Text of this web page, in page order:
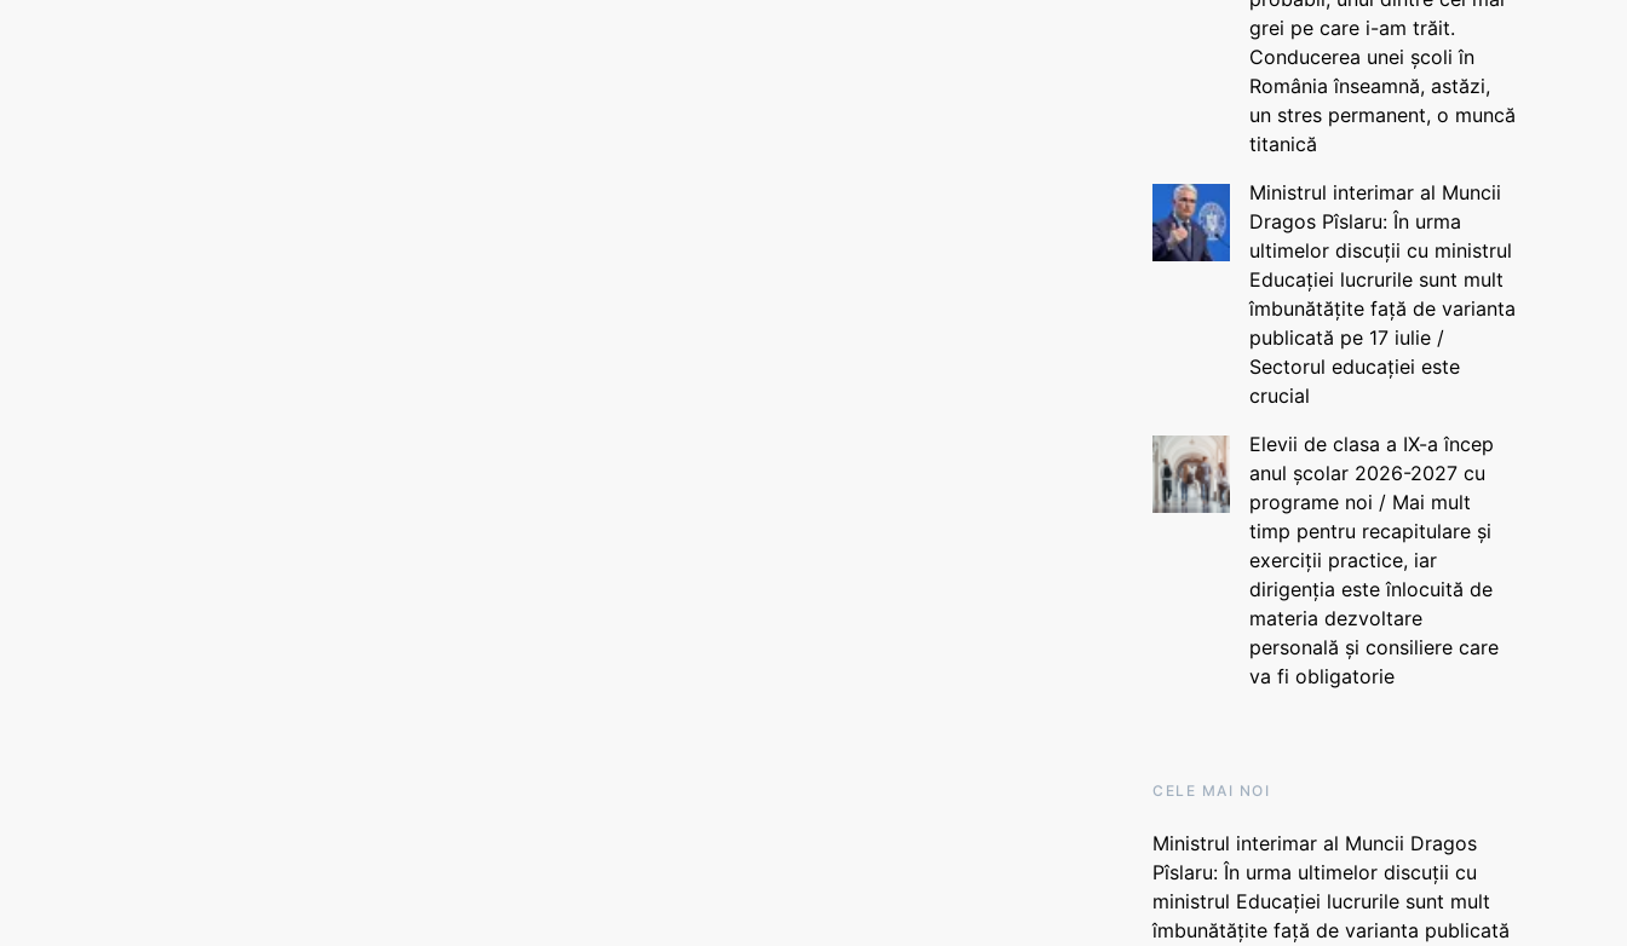
grei pe care i-am trăit.
Conducerea unei școli în
România înseamnă, astăzi,
un stres permanent, o muncă
titanică
Ministrul interimar al Muncii
Dragos Pîslaru: În urma
ultimelor discuții cu ministrul
Educației lucrurile sunt mult
îmbunătățite față de varianta
publicată pe 17 iulie /
Sectorul educației este
crucial
Elevii de clasa a IX-a încep
anul școlar 2026-2027 cu
programe noi / Mai mult
timp pentru recapitulare și
exerciții practice, iar
dirigenția este înlocuită de
materia dezvoltare
personală și consiliere care
va fi obligatorie
CELE MAI NOI
Ministrul interimar al Muncii Dragos
Pîslaru: În urma ultimelor discuții cu
ministrul Educației lucrurile sunt mult
îmbunătățite față de varianta publicată